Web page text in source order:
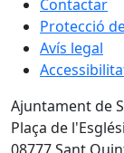
Contactar
Protecció
Avís legal
Ajuntament de
Plaça de